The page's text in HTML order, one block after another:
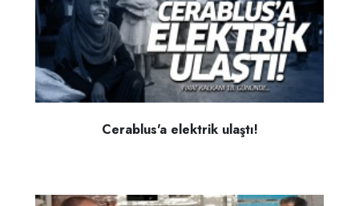
Cerablus'a elektrik ulaştı!